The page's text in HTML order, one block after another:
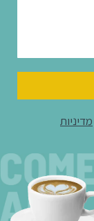
מדיניות